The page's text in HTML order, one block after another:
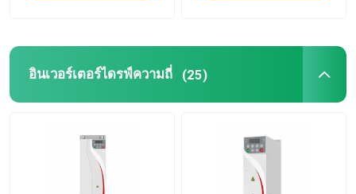
อินเวอร์เตอร์ไดรฟ์ความถี่ (25)